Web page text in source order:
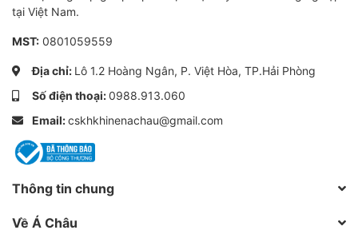
Sử dụng cho
Máy nén khí trục vít Fusheng SA5150/
tại Việt Nam.
MST: 0801059559
Địa chỉ: Lô 1.2 Hoàng Ngân, P. Việt Hòa, TP.Hải Phòng
Số điện thoại:0988.913.060
Email:cskhkhinenachau@gmail.com
Thông tin chung
Về Á Châu